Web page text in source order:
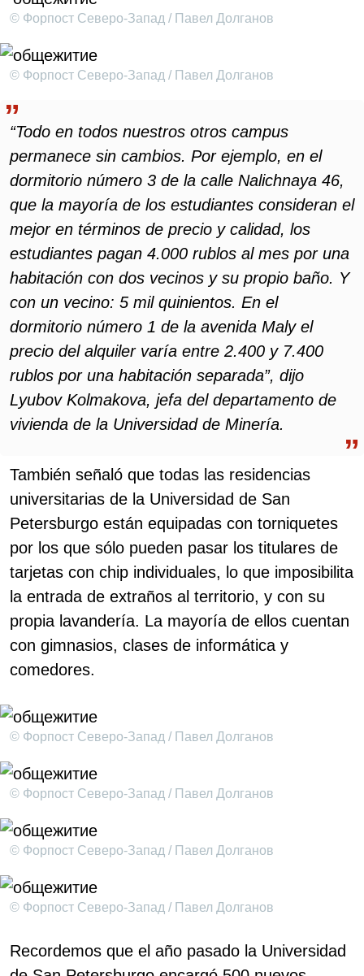
© Форпост Северо-Запад / Павел Долганов
© Форпост Северо-Запад / Павел Долганов
“Todo en todos nuestros otros campus
permanece sin cambios. Por ejemplo, en el
dormitorio número 3 de la calle Nalichnaya 46,
que la mayoría de los estudiantes consideran el
mejor en términos de precio y calidad, los
estudiantes pagan 4.000 rublos al mes por una
habitación con dos vecinos y su propio baño. Y
con un vecino: 5 mil quinientos. En el
dormitorio número 1 de la avenida Maly el
precio del alquiler varía entre 2.400 y 7.400
rublos por una habitación separada”, dijo
Lyubov Kolmakova, jefa del departamento de
vivienda de la Universidad de Minería.
También señaló que todas las residencias
universitarias de la Universidad de San
Petersburgo están equipadas con torniquetes
por los que sólo pueden pasar los titulares de
tarjetas con chip individuales, lo que imposibilita
la entrada de extraños al territorio, y con su
propia lavandería. La mayoría de ellos cuentan
con gimnasios, clases de informática y
comedores.
© Форпост Северо-Запад / Павел Долганов
© Форпост Северо-Запад / Павел Долганов
© Форпост Северо-Запад / Павел Долганов
© Форпост Северо-Запад / Павел Долганов
Recordemos que el año pasado la Universidad